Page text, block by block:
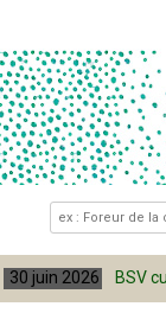
.
BSV cultures